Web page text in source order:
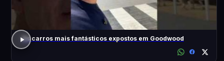
Os carros mais fantásticos expostos em Goodwood